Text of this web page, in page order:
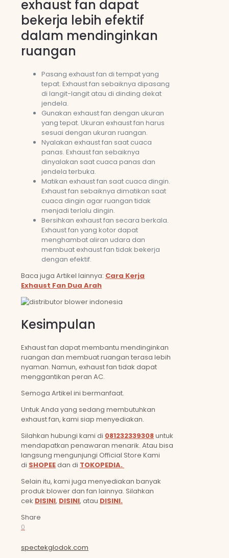
exhaust fan dapat
bekerja lebih efektif
dalam mendinginkan
ruangan
Pasang exhaust fan di tempat yang
tepat. Exhaust fan sebaiknya dipasang
di langit-langit atau di dinding dekat
jendela.
Gunakan exhaust fan dengan ukuran
yang tepat. Ukuran exhaust fan harus
sesuai dengan ukuran ruangan.
Nyalakan exhaust fan saat cuaca
panas. Exhaust fan sebaiknya
dinyalakan saat cuaca panas dan
jendela terbuka.
Matikan exhaust fan saat cuaca dingin.
Exhaust fan sebaiknya dimatikan saat
cuaca dingin agar ruangan tidak
menjadi terlalu dingin.
Bersihkan exhaust fan secara berkala.
Exhaust fan yang kotor dapat
menghambat aliran udara dan
membuat exhaust fan tidak bekerja
dengan efektif.
Baca juga Artikel lainnya: Cara Kerja
Exhaust Fan Dua Arah
Kesimpulan
Exhaust fan dapat membantu mendinginkan
ruangan dan membuat ruangan terasa lebih
nyaman. Namun, exhaust fan tidak dapat
menggantikan peran AC.
Semoga Artikel ini bermanfaat.
Untuk Anda yang sedang membutuhkan
exhaust fan, kami siap menyediakan.
Silahkan hubungi kami di 081232339308untuk
mendapatkan penawaran menarik. Atau bisa
langsung mengunjungi Official Store Kami
di SHOPEEdan di TOKOPEDIA.
Selain itu, kami juga menyediakan banyak
produk blower dan fan lainnya. Silahkan
cek DISINI, DISINI, atau DISINI.
Share
0
spectekglodok.com